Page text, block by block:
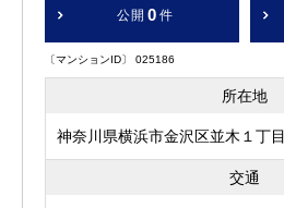
公開 0 件
〔マンションID〕 025186
所在地
神奈川県横浜市金沢区並木１丁目
交通